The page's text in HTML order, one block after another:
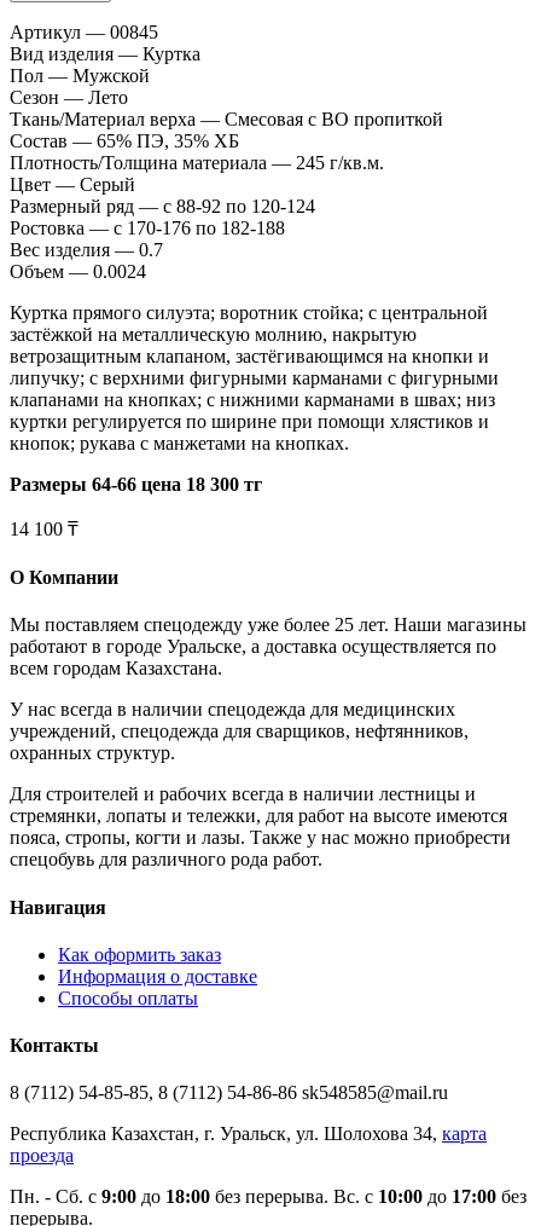
Артикул — 00845
Вид изделия — Куртка
Пол — Мужской
Сезон — Лето
Ткань/Материал верха — Смесовая с ВО пропиткой
Состав — 65% ПЭ, 35% ХБ
Плотность/Толщина материала — 245 г/кв.м.
Цвет — Серый
Размерный ряд — с 88-92 по 120-124
Ростовка — с 170-176 по 182-188
Вес изделия — 0.7
Объем — 0.0024
Куртка прямого силуэта; воротник стойка; с центральной
застёжкой на металлическую молнию, накрытую
ветрозащитным клапаном, застёгивающимся на кнопки и
липучку; с верхними фигурными карманами с фигурными
клапанами на кнопках; с нижними карманами в швах; низ
куртки регулируется по ширине при помощи хлястиков и
кнопок; рукава с манжетами на кнопках.
Размеры 64-66 цена 18 300 тг
14 100 ₸
О Компании
Мы поставляем спецодежду уже более 25 лет. Наши магазины
работают в городе Уральске, а доставка осуществляется по
всем городам Казахстана.
У нас всегда в наличии спецодежда для медицинских
учреждений, спецодежда для сварщиков, нефтянников,
охранных структур.
Для строителей и рабочих всегда в наличии лестницы и
стремянки, лопаты и тележки, для работ на высоте имеются
пояса, стропы, когти и лазы. Также у нас можно приобрести
спецобувь для различного рода работ.
Навигация
Как оформить заказ
Информация о доставке
Способы оплаты
Контакты
8 (7112) 54-85-85, 8 (7112) 54-86-86 sk548585@mail.ru
Республика Казахстан, г. Уральск, ул. Шолохова 34, карта
проезда
Пн. - Cб. с 9:00 до 18:00 без перерыва. Вс. с 10:00 до 17:00 без
перерыва.